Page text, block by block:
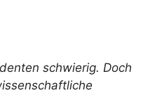
schwierig. Doch